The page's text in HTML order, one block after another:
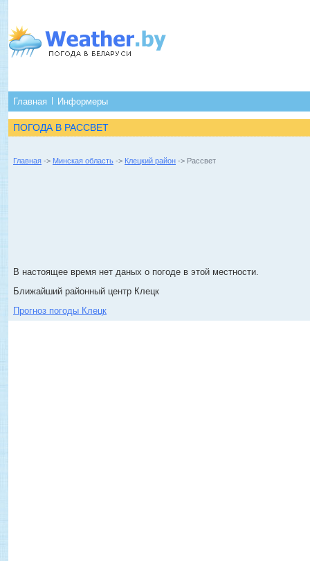
Главная Информеры
ПОГОДА В РАССВЕТ
Главная -> Минская область -> Клецкий район -> Рассвет
В настоящее время нет даных о погоде в этой местности.
Ближайший районный центр Клецк
Прогноз погоды Клецк